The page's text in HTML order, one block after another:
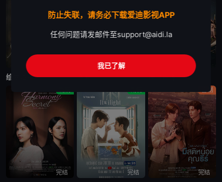
绘梦婚礼
已完结
逐爱
已完结
隔世相逢
完结 完结
喜剧
完结
防止失联，请务必下载爱迪影视APP
任何问题请发邮件至support@aidi.la
我已了解